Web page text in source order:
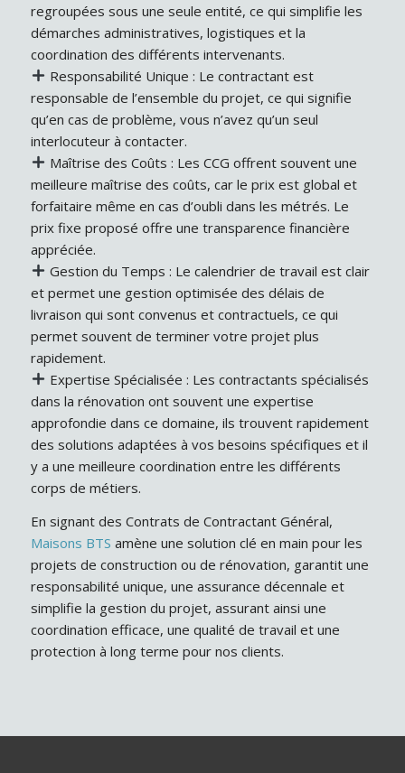
regroupées sous une seule entité, ce qui simplifie les
démarches administratives, logistiques et la
coordination des différents intervenants.
Responsabilité Unique : Le contractant est
responsable de l’ensemble du projet, ce qui signifie
qu’en cas de problème, vous n’avez qu’un seul
interlocuteur à contacter.
Maîtrise des Coûts : Les CCG offrent souvent une
meilleure maîtrise des coûts, car le prix est global et
forfaitaire même en cas d’oubli dans les métrés. Le
prix fixe proposé offre une transparence financière
appréciée.
Gestion du Temps : Le calendrier de travail est clair
et permet une gestion optimisée des délais de
livraison qui sont convenus et contractuels, ce qui
permet souvent de terminer votre projet plus
rapidement.
Expertise Spécialisée : Les contractants spécialisés
dans la rénovation ont souvent une expertise
approfondie dans ce domaine, ils trouvent rapidement
des solutions adaptées à vos besoins spécifiques et il
y a une meilleure coordination entre les différents
corps de métiers.
En signant des Contrats de Contractant Général,
Maisons BTS amène une solution clé en main pour les
projets de construction ou de rénovation, garantit une
responsabilité unique, une assurance décennale et
simplifie la gestion du projet, assurant ainsi une
coordination efficace, une qualité de travail et une
protection à long terme pour nos clients.